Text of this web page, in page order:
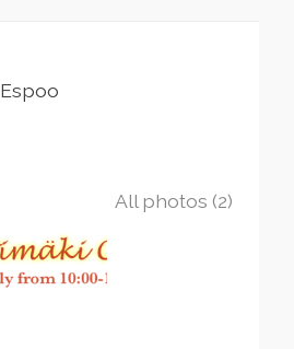
Espoo
All photos (2)